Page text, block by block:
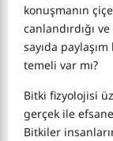
konuşmanın
canlandırdığı
sayıda
temeli var mı?
Bitki fizyolojisi
gerçek ile
Bitkiler